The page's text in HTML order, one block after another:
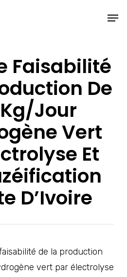
Faisabilité
De
jour
Vert
Et
D’Ivoire
de la production
vert par électrolyse